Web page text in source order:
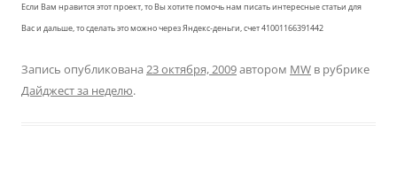
Если Вам нравится этот проект, то Вы хотите помочь нам писать интересные статьи для
Вас и дальше, то сделать это можно через Яндекс-деньги, счет 41001166391442
Запись опубликована 23 октября, 2009автором MW в рубрике
Дайджест за неделю.